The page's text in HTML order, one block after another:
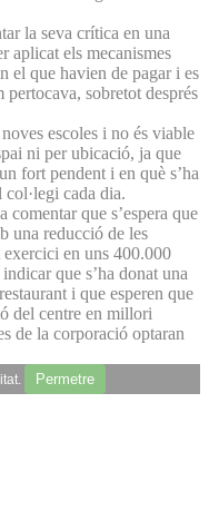
la seva crítica en una
aplicat els mecanismes
el que havien de pagar i es
sobretot després
escoles i no és viable
ni per ubicació, ja que
fort pendent i en què s’ha
cada dia.
comentar que s’espera que
una reducció de les
exercici en uns 400.000
que s’ha donat una
i que esperen que
del centre en millori
de la corporació optaran
Permetre